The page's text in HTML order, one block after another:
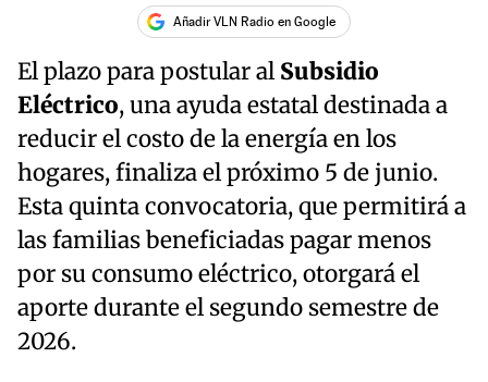
Añadir VLN Radio en Google
El plazo para postular al Subsidio
Eléctrico, una ayuda estatal destinada a
reducir el costo de la energía en los
hogares, finaliza el próximo 5 de junio.
Esta quinta convocatoria, que permitirá a
las familias beneficiadas pagar menos
por su consumo eléctrico, otorgará el
aporte durante el segundo semestre de
2026.